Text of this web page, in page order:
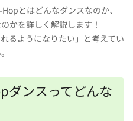
とはどんなダンスなのか、
かを詳しく解説します！
るようになりたい」と考えてい
ダンスってどんな